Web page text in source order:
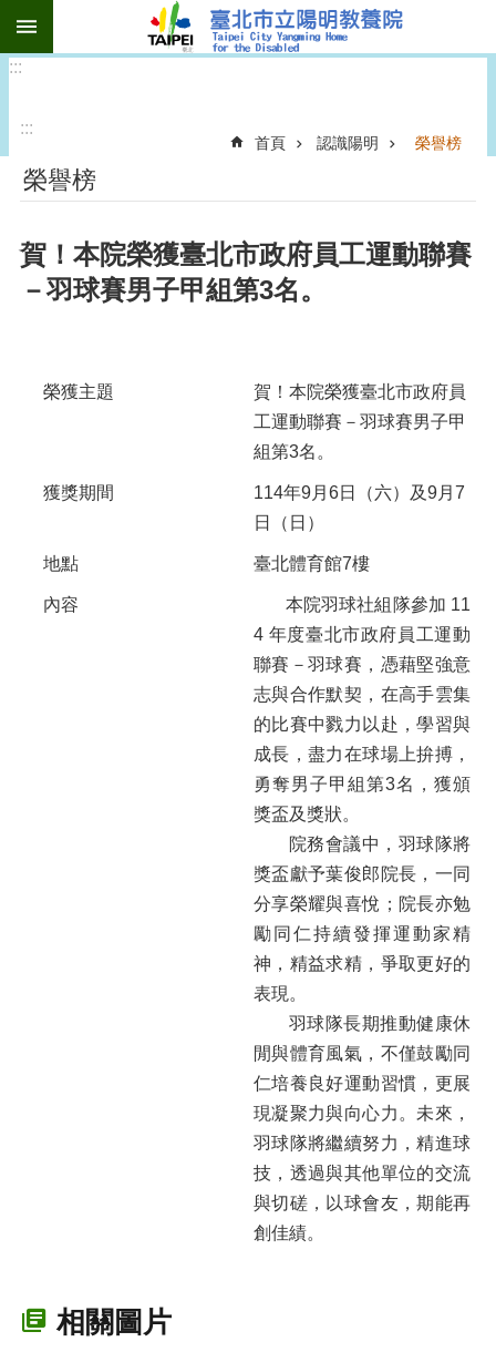
跳到主要內容區塊
:::
:::
首頁 認識陽明 榮譽榜
榮譽榜
賀！本院榮獲臺北市政府員工運動聯賽
－羽球賽男子甲組第3名。
榮獲主題
賀！本院榮獲臺北市政府員
工運動聯賽－羽球賽男子甲
組第3名。
獲獎期間
114年9月6日（六）及9月7
日（日）
地點 臺北體育館7樓
內容
本院羽球社組隊參加 11
4 年度臺北市政府員工運動
聯賽－羽球賽，憑藉堅強意
志與合作默契，在高手雲集
的比賽中戮力以赴，學習與
成長，盡力在球場上拚搏，
勇奪男子甲組第3名，獲頒
獎盃及獎狀。
院務會議中，羽球隊將
獎盃獻予葉俊郎院長，一同
分享榮耀與喜悅；院長亦勉
勵同仁持續發揮運動家精
神，精益求精，爭取更好的
表現。
羽球隊長期推動健康休
閒與體育風氣，不僅鼓勵同
仁培養良好運動習慣，更展
現凝聚力與向心力。未來，
羽球隊將繼續努力，精進球
技，透過與其他單位的交流
與切磋，以球會友，期能再
創佳績。
相關圖片